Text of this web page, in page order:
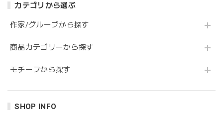
カテゴリから選ぶ
作家/グループから探す
商品カテゴリーから探す
モチーフから探す
SHOP INFO